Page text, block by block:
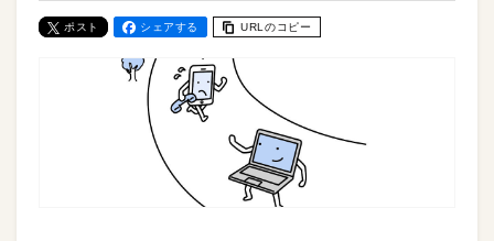
ポスト シェアする URLのコピー